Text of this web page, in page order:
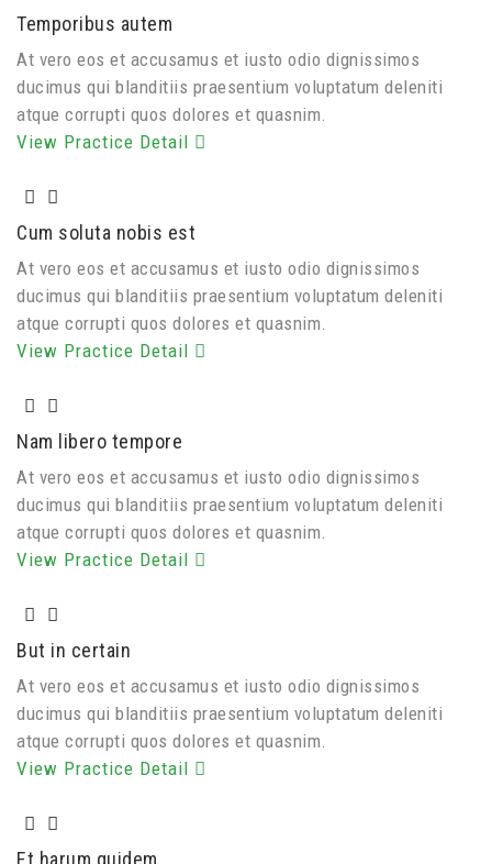
Temporibus autem
At vero eos et accusamus et iusto odio dignissimos
ducimus qui blanditiis praesentium voluptatum deleniti
atque corrupti quos dolores et quasnim.
View Practice Detail
Cum soluta nobis est
At vero eos et accusamus et iusto odio dignissimos
ducimus qui blanditiis praesentium voluptatum deleniti
atque corrupti quos dolores et quasnim.
View Practice Detail
Nam libero tempore
At vero eos et accusamus et iusto odio dignissimos
ducimus qui blanditiis praesentium voluptatum deleniti
atque corrupti quos dolores et quasnim.
View Practice Detail
But in certain
At vero eos et accusamus et iusto odio dignissimos
ducimus qui blanditiis praesentium voluptatum deleniti
atque corrupti quos dolores et quasnim.
View Practice Detail
Et harum quidem